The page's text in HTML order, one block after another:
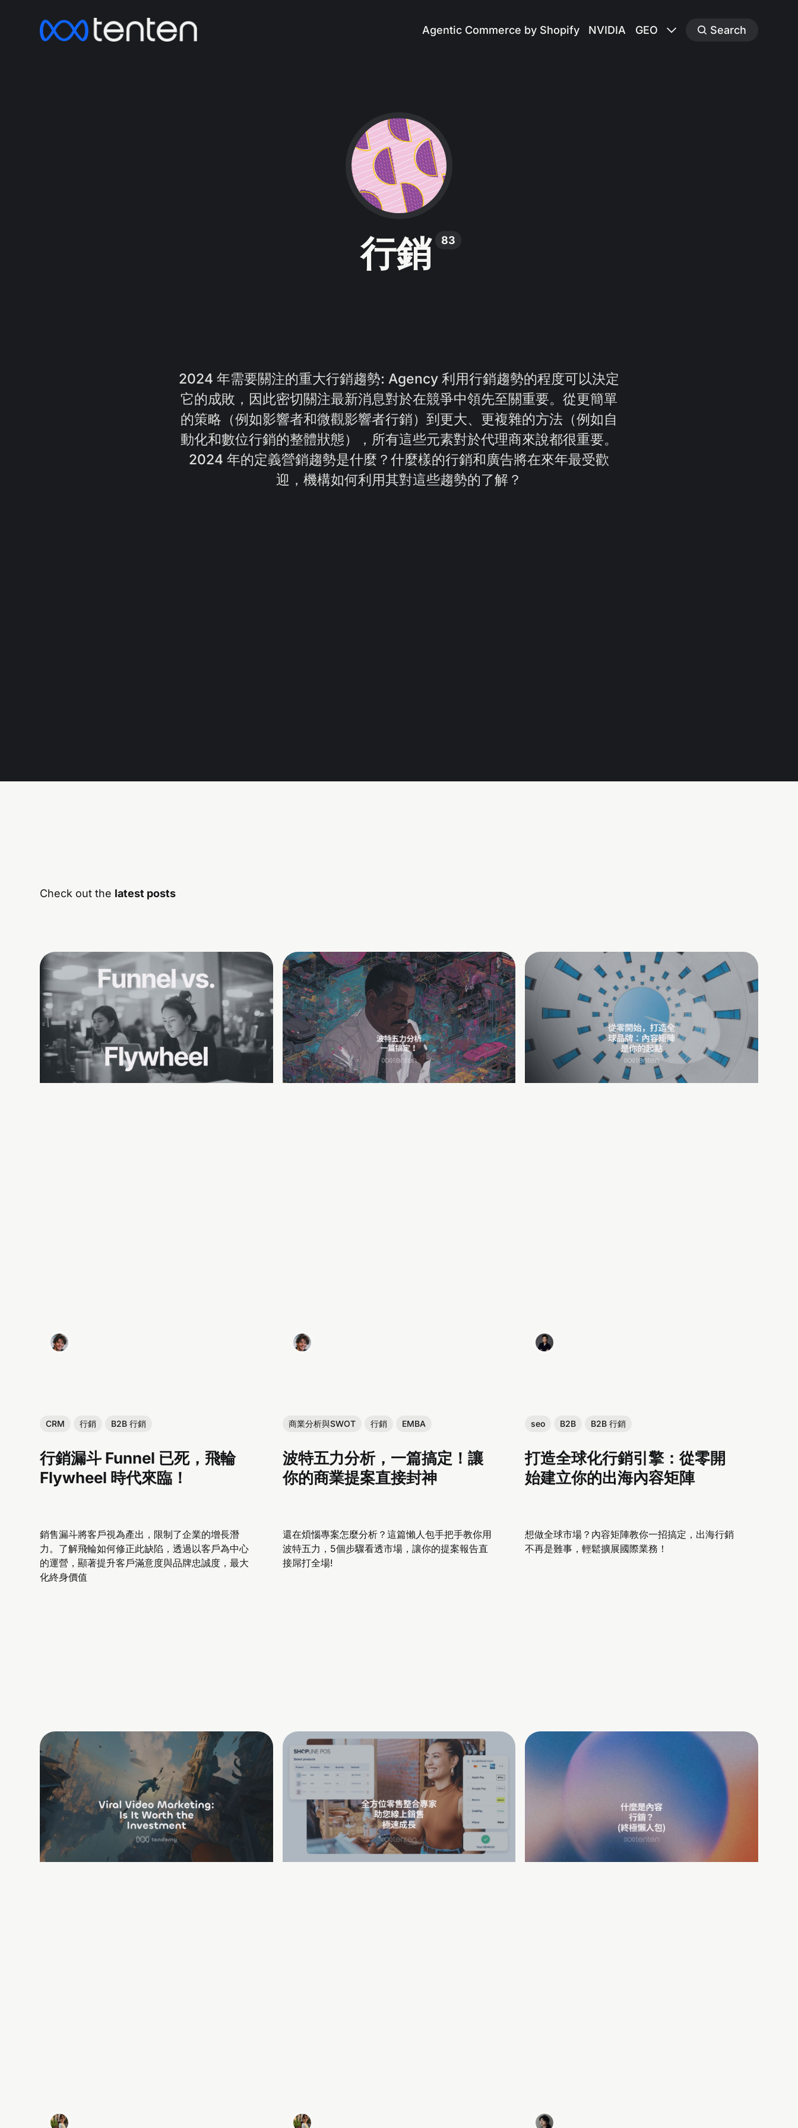
Agentic Commerce by Shopify NVIDIA GEO Search
行銷 83
2024 年需要關注的重大行銷趨勢: Agency 利用行銷趨勢的程度可以決定
它的成敗，因此密切關注最新消息對於在競爭中領先至關重要。從更簡單
的策略（例如影響者和微觀影響者行銷）到更大、更複雜的方法（例如自
動化和數位行銷的整體狀態），所有這些元素對於代理商來說都很重要。
2024 年的定義營銷趨勢是什麼？什麼樣的行銷和廣告將在來年最受歡
迎，機構如何利用其對這些趨勢的了解？
Check out the latest posts
CRM 行銷 B2B 行銷
行銷漏斗 Funnel 已死，飛輪
Flywheel 時代來臨！
銷售漏斗將客戶視為產出，限制了企業的增長潛
力。了解飛輪如何修正此缺陷，透過以客戶為中心
的運營，顯著提升客戶滿意度與品牌忠誠度，最大
化終身價值
商業分析與SWOT 行銷 EMBA
波特五力分析，一篇搞定！讓
你的商業提案直接封神
還在煩惱專案怎麼分析？這篇懶人包手把手教你用
波特五力，5個步驟看透市場，讓你的提案報告直
接屌打全場!
seo B2B B2B 行銷
打造全球化行銷引擎：從零開
始建立你的出海內容矩陣
想做全球市場？內容矩陣教你一招搞定，出海行銷
不再是難事，輕鬆擴展國際業務！